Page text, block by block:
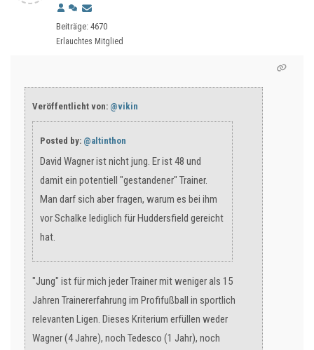
Beiträge: 4670
Erlauchtes Mitglied
Veröffentlicht von: @vikin
Posted by: @altinthon
David Wagner ist nicht jung. Er ist 48 und
damit ein potentiell "gestandener" Trainer.
Man darf sich aber fragen, warum es bei ihm
vor Schalke lediglich für Huddersfield gereicht
hat.
"Jung" ist für mich jeder Trainer mit weniger als 15
Jahren Trainererfahrung im Profifußball in sportlich
relevanten Ligen. Dieses Kriterium erfüllen weder
Wagner (4 Jahre), noch Tedesco (1 Jahr), noch